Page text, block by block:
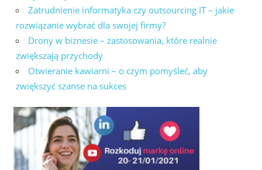
Zatrudnienie informatyka czy outsourcing IT – jakie
rozwiązanie wybrać dla swojej firmy?
Drony w biznesie – zastosowania, które realnie
zwiększają przychody
Otwieranie kawiarni – o czym pomyśleć, aby
zwiększyć szanse na sukces